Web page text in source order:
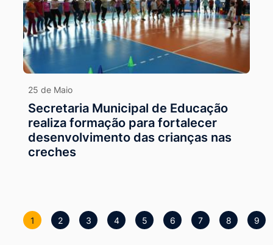
25 de Maio
Secretaria Municipal de Educação
realiza formação para fortalecer
desenvolvimento das crianças nas
creches
1 2 3 4 5 6 7 8 9